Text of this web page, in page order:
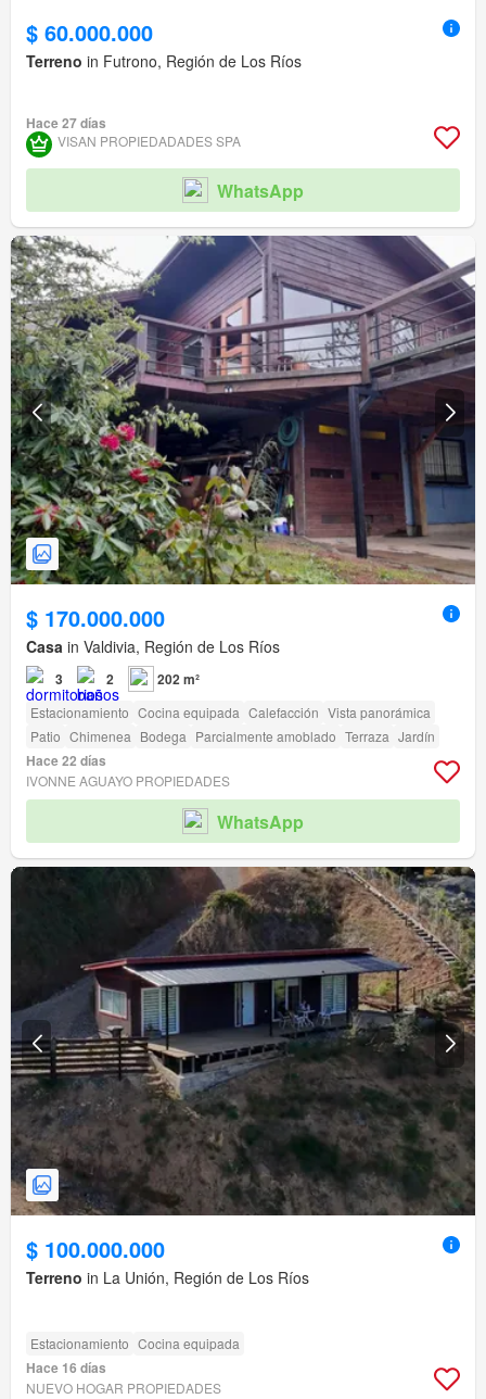
$ 60.000.000
Terreno in Futrono, Región de Los Ríos
Hace 27 días
VISAN PROPIEDADADES SPA
WhatsApp
$ 170.000.000
Casa in Valdivia, Región de Los Ríos
3 2 202 m²
Estacionamiento Cocina equipada Calefacción Vista panorámica
Patio Chimenea Bodega Parcialmente amoblado Terraza Jardín
Hace 22 días
IVONNE AGUAYO PROPIEDADES
WhatsApp
$ 100.000.000
Terreno in La Unión, Región de Los Ríos
Estacionamiento Cocina equipada
Hace 16 días
NUEVO HOGAR PROPIEDADES